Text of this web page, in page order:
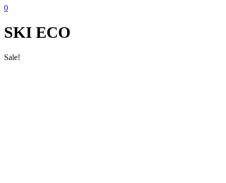
0
SKI ECO
Sale!